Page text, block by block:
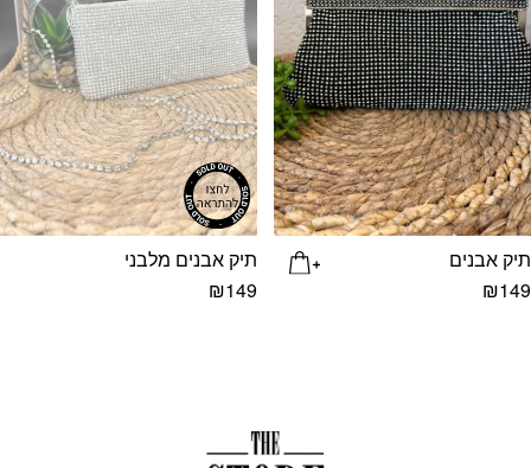
תיק אבנים
₪149
תיק אבנים מלבני
₪149